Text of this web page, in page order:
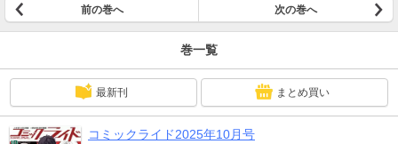
ジ） ※『ブルージャスティスここにあり！』、『失格から始める成り上がり魔
導師道！』、『魔王スローライフを満喫する～勇者から「攻略無理」と言われ
賢者』、『『人斬り』少女、公爵令嬢の護衛になる』、『異世界転移したら愛
犬が最強になりました～シルバーフェンリルと俺が異世界暮らしを始めたら
～』は休載です。 ※収録内容、収録話数をよくご確認のうえ、購入をお願い致
します。 ※それぞれのストーリーは単話配信版と同内容になります。 ※一部キ
ャンペーンや限定公開等で無料配信中の作品が含まれている場合がございま
す。 ※価格は販売サイトによって多少差異が出る場合があります。 ノッてる漫
前の巻へ 次の巻へ
巻一覧
最新刊 まとめ買い
コミックライド2025年10月号